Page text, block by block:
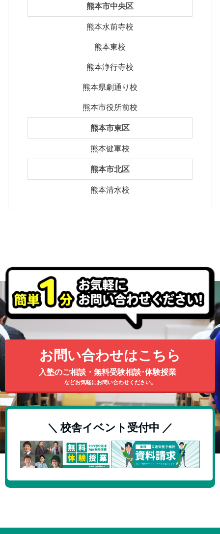
熊本市中央区
熊本水前寺校
熊本東校
熊本浄行寺校
熊本県劇通り校
熊本市役所前校
熊本市東区
熊本健軍校
熊本市北区
熊本清水校
お問い合わせはこちら
入塾のご相談・無料受験相談･体験授業
などお気軽にお問い合わせください。
＼ 校舎イベント受付中 ／